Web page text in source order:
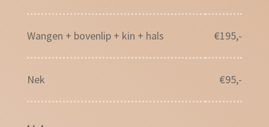
Wangen + bovenlip + kin + hals €195,-
Nek €95,-